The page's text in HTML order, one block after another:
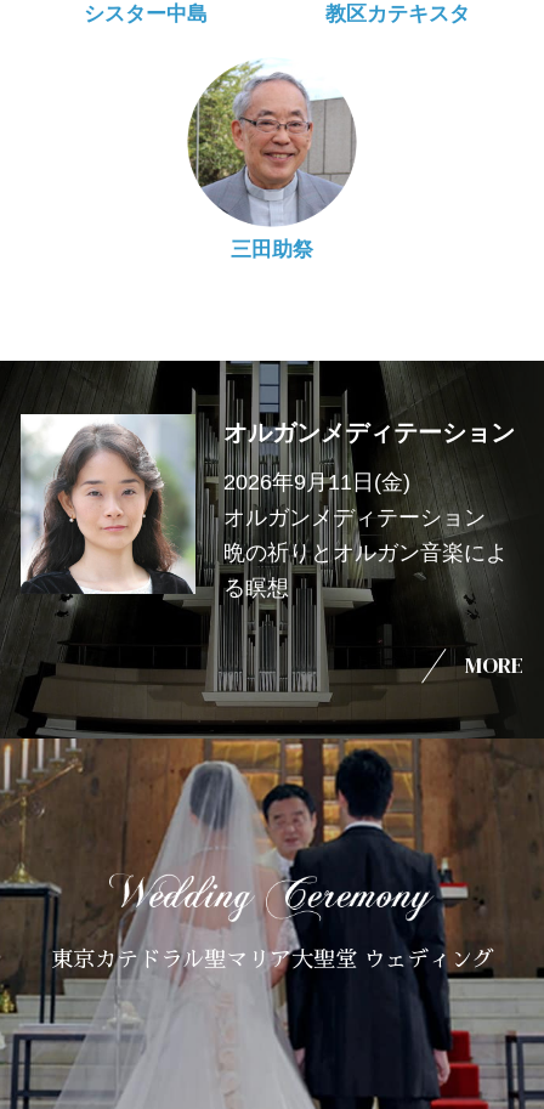
シスター中島 教区カテキスタ
三田助祭
オルガンメディテーション
2026年9月11日(金)
オルガンメディテーション
晩の祈りとオルガン音楽によ
る瞑想
MORE
東京カテドラル聖マリア大聖堂 ウェディング